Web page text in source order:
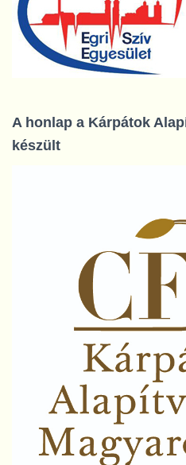
A honlap a Kárpátok
készült